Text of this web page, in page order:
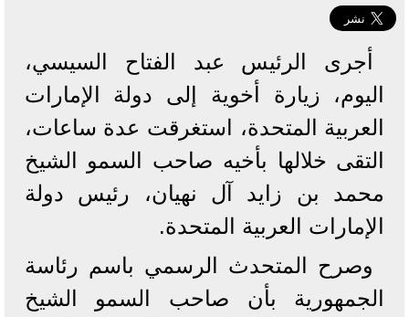
أجرى الرئيس عبد الفتاح السيسي،
اليوم، زيارة أخوية إلى دولة الإمارات
العربية المتحدة، استغرقت عدة ساعات،
التقى خلالها بأخيه صاحب السمو الشيخ
محمد بن زايد آل نهيان، رئيس دولة
الإمارات العربية المتحدة.
وصرح المتحدث الرسمي باسم رئاسة
الجمهورية بأن صاحب السمو الشيخ